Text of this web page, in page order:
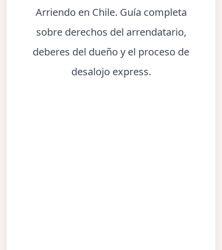
Arriendo en Chile. Guía completa
sobre derechos del arrendatario,
deberes del dueño y el proceso de
desalojo express.